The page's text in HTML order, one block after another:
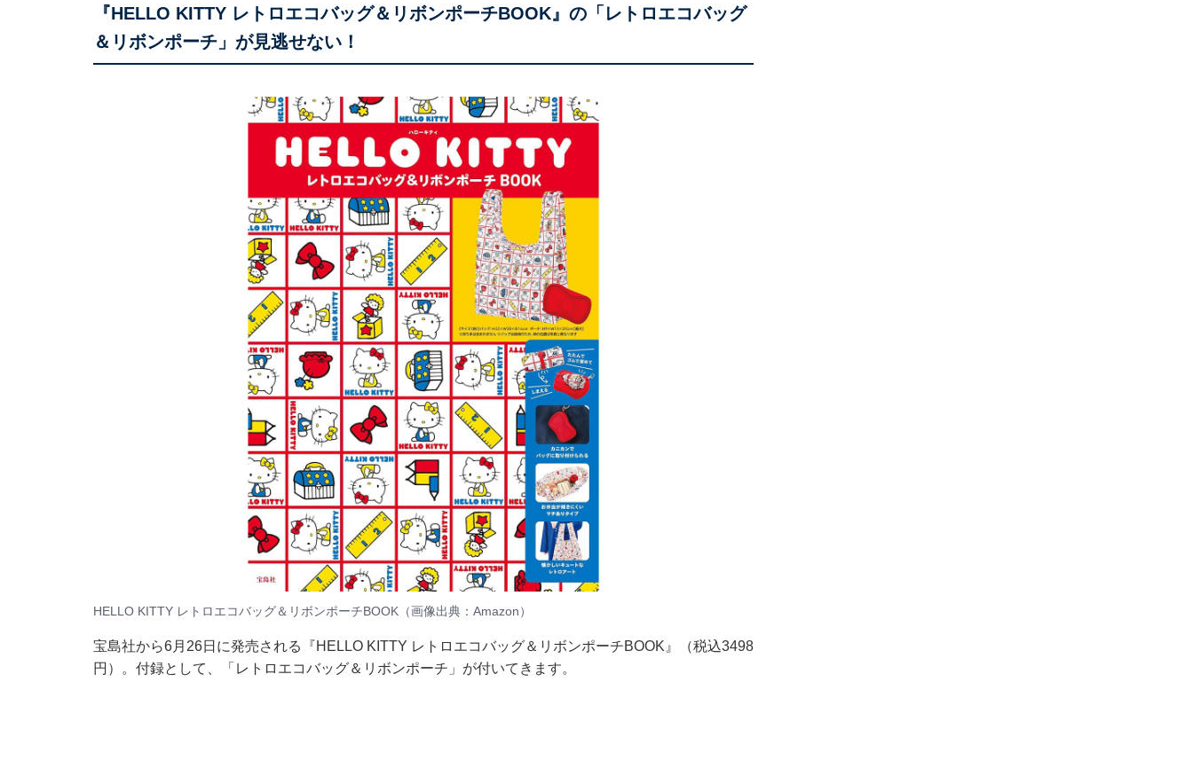
『HELLO KITTY レトロエコバッグ＆リボンポーチBOOK』の「レトロエコバッグ
＆リボンポーチ」が見逃せない！
HELLO KITTY レトロエコバッグ＆リボンポーチBOOK（画像出典：Amazon）
宝島社から6月26日に発売される『HELLO KITTY レトロエコバッグ＆リボンポーチBOOK』（税込3498
円）。付録として、「レトロエコバッグ＆リボンポーチ」が付いてきます。